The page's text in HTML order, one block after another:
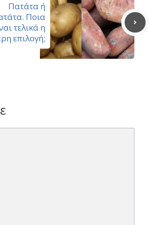
Πατάτα ή
Ποια
τελικά η
επιλογή;